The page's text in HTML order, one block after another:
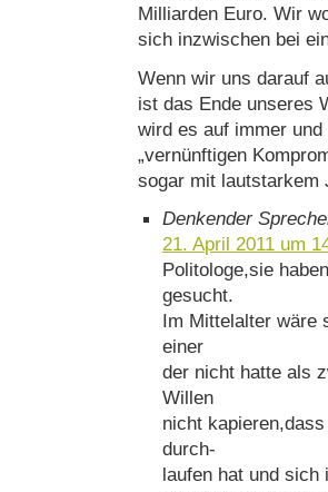
Milliarden Euro. Wir
sich inzwischen bei
Wenn wir uns darauf
ist das Ende unseres
wird es auf immer
„vernünftigen
sogar mit lautstarkem
Denkender
21. April 2011 um
Politologe,sie
gesucht.
Im Mittelalter wäre
einer
der nicht hatte als
Willen
nicht
durch-
laufen hat und sich